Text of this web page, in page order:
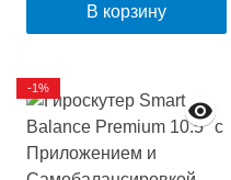
В корзину
-1%